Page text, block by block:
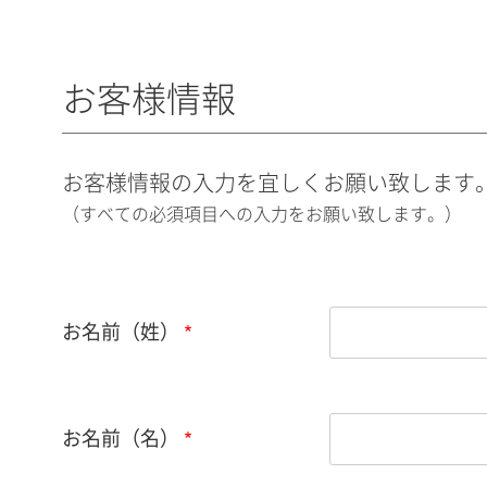
お客様情報
お客様情報の入力を宜しくお願い致します
（すべての必須項目への入力をお願い致します。）
お名前（姓）
お名前（名）